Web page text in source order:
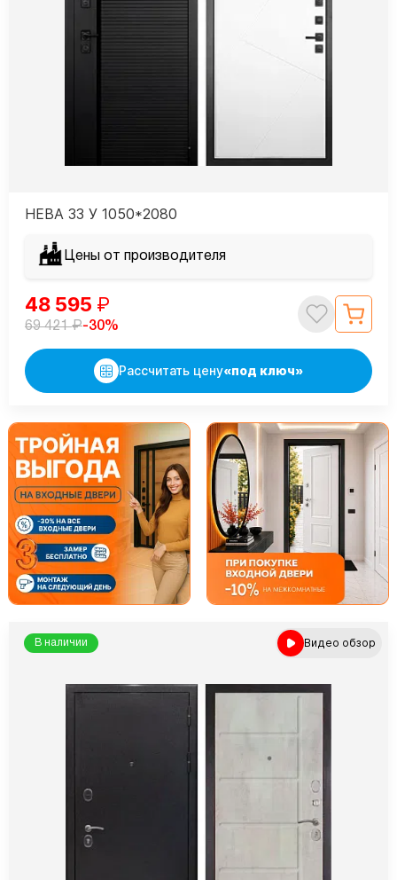
НЕВА 33 У 1050*2080
Цены от производителя
48 595 ₽
69 421₽-30%
Рассчитать цену«под ключ»
В наличии Видео обзор